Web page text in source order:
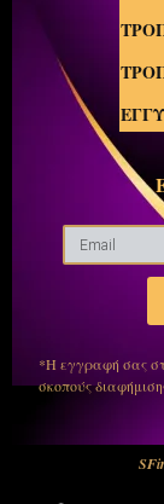
*Η εγγραφή σας
σκοπούς